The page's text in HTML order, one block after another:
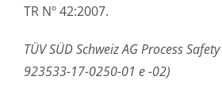
TR Nº 42:2007.
TÜV SÜD Schweiz AG Process
923533-17-0250-01 e -02)